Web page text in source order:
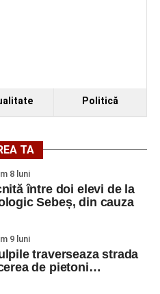
Politică
TA
8 luni
între doi elevi de la
Sebeș, din cauza
9 luni
traverseaza strada
de pietoni…